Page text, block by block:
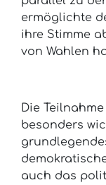
ermöglichte
ihre Stimme
von Wahlen
Die
besonders
auch das